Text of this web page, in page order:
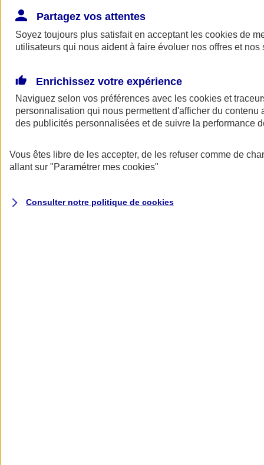
AXA Assurance
Partagez vos attentes
Soyez toujours plus satisfait en acceptant les cookies de
utilisateurs qui nous aident à faire évoluer nos offres et nos
Enrichissez votre expérience
Naviguez selon vos préférences avec les cookies et
personnalisation qui nous permettent d'afficher du contenu
des publicités personnalisées et de suivre la performance
Vous êtes libre de les accepter, de les refuser comme de
allant sur "Paramétrer mes cookies"
Consulter notre politique de cookies